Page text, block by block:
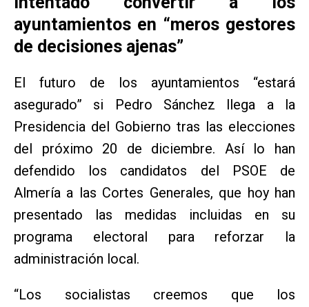
ayuntamientos en “meros gestores
de decisiones ajenas”
El futuro de los ayuntamientos “estará
asegurado” si Pedro Sánchez llega a la
Presidencia del Gobierno tras las elecciones
del próximo 20 de diciembre. Así lo han
defendido los candidatos del PSOE de
Almería a las Cortes Generales, que hoy han
presentado las medidas incluidas en su
programa electoral para reforzar la
administración local.
“Los socialistas creemos que los